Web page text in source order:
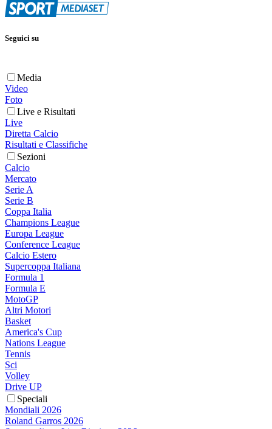
Seguici su
Media
Video
Foto
Live e Risultati
Live
Diretta Calcio
Risultati e Classifiche
Sezioni
Calcio
Mercato
Serie A
Serie B
Coppa Italia
Champions League
Europa League
Conference League
Calcio Estero
Supercoppa Italiana
Formula 1
Formula E
MotoGP
Altri Motori
Basket
America's Cup
Nations League
Tennis
Sci
Volley
Drive UP
Speciali
Mondiali 2026
Roland Garros 2026